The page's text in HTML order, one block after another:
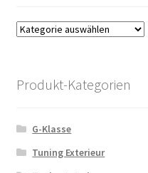
Produkt-Kategorien
G-Klasse
Tuning Exterieur